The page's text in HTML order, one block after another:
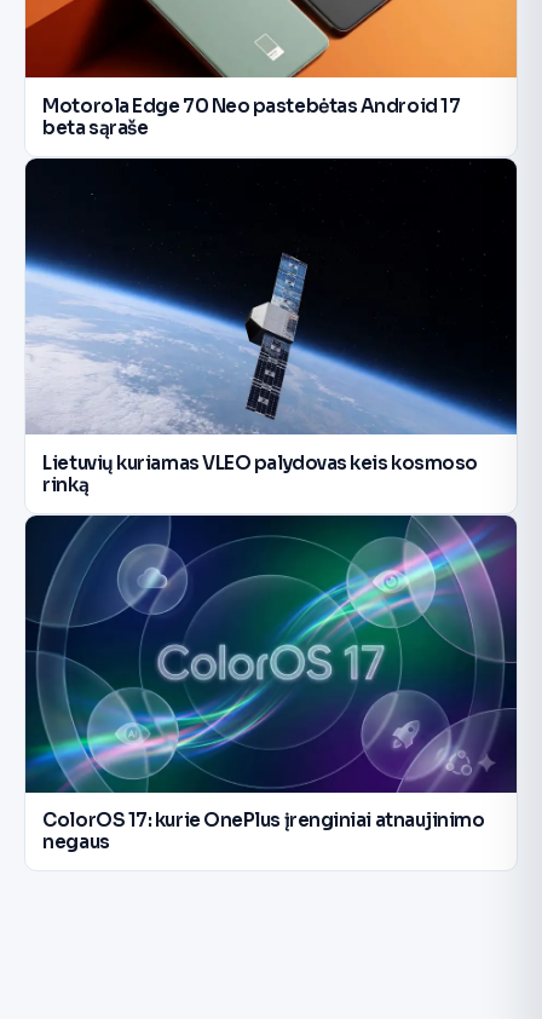
Motorola Edge 70 Neo pastebėtas Android 17
beta sąraše
Lietuvių kuriamas VLEO palydovas keis kosmoso
rinką
ColorOS 17: kurie OnePlus įrenginiai atnaujinimo
negaus